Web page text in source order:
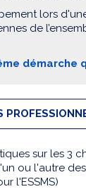
lors
de
démarche
sur les 3
ou l'autre
l'ESSMS)